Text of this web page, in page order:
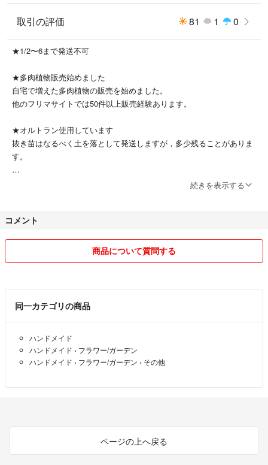
ギルバ
葉挿しから育てた抜き苗(根つき)です^_^
==============
土、鉢はつきません。
==============
●商品は写真の現状のものになります。6センチの鉢に入っています。
せん。写真で状態を確認ください。
●根つきのものは微根のもあります。多少土がついていることがあります
のでご理解お願いいたします。
※親葉が枯れている、または、ないものは、親葉なしで送ります。
●第四種郵便でお届けします。お届け日数が極力短くなるように金〜火曜
日までに発送予定です。
梱包は苗の名前がわかるように種類ごとに名前をつけて、再利用フードパ
ック、または、箱に入れて送ります。
#セダム
#カット苗
#エレガンス×プレリンゼ
取引の評価 81 1 0
★1/2〜6まで発送不可
★多肉植物販売始めました
自宅で増えた多肉植物の販売を始めました。
他のフリマサイトでは50件以上販売経験あります。
★オルトラン使用しています
抜き苗はなるべく土を落として発送しますが，多少残ることがありま
す。
速達希望があればお知らせください。
⭐︎洋服について
女の子向け、男の子向けどちらもあります。ほとんど中古になります
が、汚れなどの少ないものを販売します。
・メゾピアノ
・ラルフローレン
・D&G
続きを表示する
コメント
商品について質問する
同一カテゴリの商品
ハンドメイド
ハンドメイド › フラワー/ガーデン
ハンドメイド › フラワー/ガーデン › その他
ページの上へ戻る